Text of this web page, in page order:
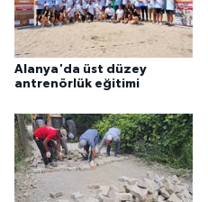
Alanya'da üst düzey
antrenörlük eğitimi